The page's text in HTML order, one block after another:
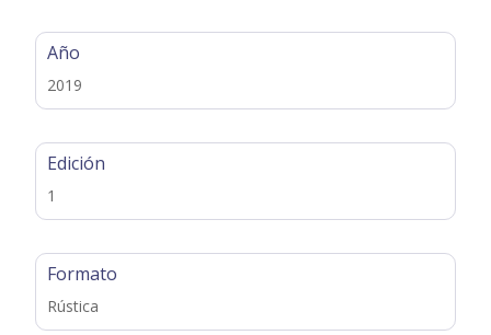
Año
2019
Edición
1
Formato
Rústica